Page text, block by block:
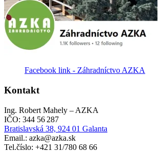
Facebook link - Záhradníctvo AZKA
Kontakt
Ing. Robert Mahely – AZKA
IČO: 344 56 287
Bratislavská 38, 924 01 Galanta
Email.: azka@azka.sk
Tel.číslo: +421 31/780 68 66